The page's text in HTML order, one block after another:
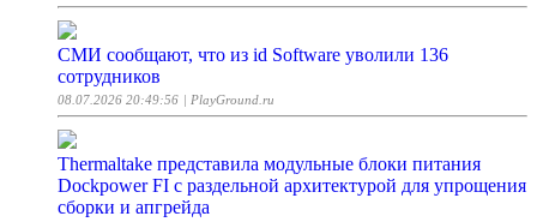
СМИ сообщают, что из id Software уволили 136
сотрудников
08.07.2026 20:49:56 | PlayGround.ru
Thermaltake представила модульные блоки питания
Dockpower FI с раздельной архитектурой для упрощения
сборки и апгрейда